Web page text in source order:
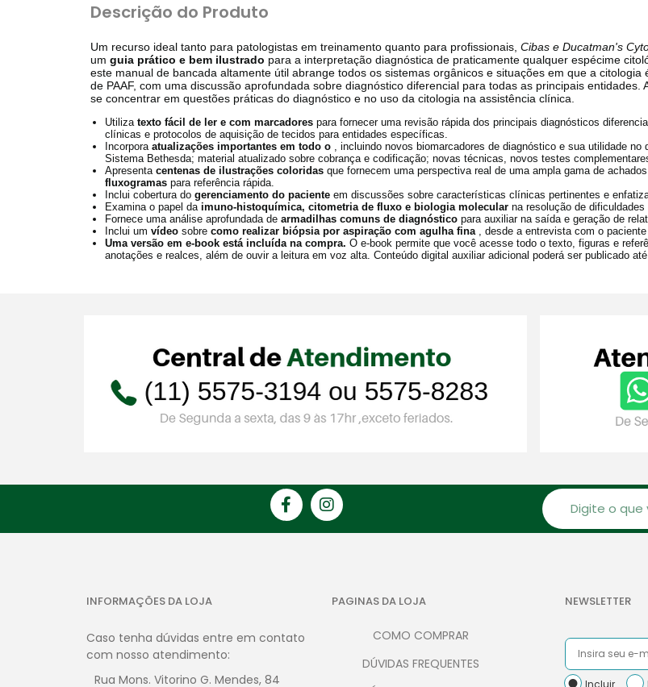
Descrição do Produto
Um recurso ideal tanto para patologistas em treinamento quanto para profissionais, Cibas e Ducatman's
um guia prático e bem ilustrado para a interpretação diagnóstica de praticamente qualquer espécime
este manual de bancada altamente útil abrange todos os sistemas orgânicos e situações em que a
de PAAF, com uma discussão aprofundada sobre diagnóstico diferencial para todas as principais entidades.
se concentrar em questões práticas do diagnóstico e no uso da citologia na assistência clínica.
Utiliza texto fácil de ler e com marcadores para fornecer uma revisão rápida dos principais diagnósticos
clínicas e protocolos de aquisição de tecidos para entidades específicas.
Incorpora atualizações importantes em todo o , incluindo novos biomarcadores de diagnóstico e sua utilidade
Sistema Bethesda; material atualizado sobre cobrança e codificação; novas técnicas, novos testes
Apresenta centenas de ilustrações coloridas que fornecem uma perspectiva real de uma ampla gama de
fluxogramas para referência rápida.
Inclui cobertura do gerenciamento do paciente em discussões sobre características clínicas pertinentes e
Examina o papel da imuno-histoquímica, citometria de fluxo e biologia molecular na resolução de
Fornece uma análise aprofundada de armadilhas comuns de diagnóstico para auxiliar na saída e geração de
Inclui um vídeo sobre como realizar biópsia por aspiração com agulha fina , desde a entrevista com o
Uma versão em e-book está incluída na compra. O e-book permite que você acesse todo o texto, figuras e
anotações e realces, além de ouvir a leitura em voz alta. Conteúdo digital auxiliar adicional poderá ser publicado
INFORMAÇÕES DA LOJA
Caso tenha dúvidas entre em contato
com nosso atendimento:
Rua Mons. Vitorino G. Mendes, 84
PAGINAS DA LOJA
COMO COMPRAR
DÚVIDAS FREQUENTES
NEWSLETTER